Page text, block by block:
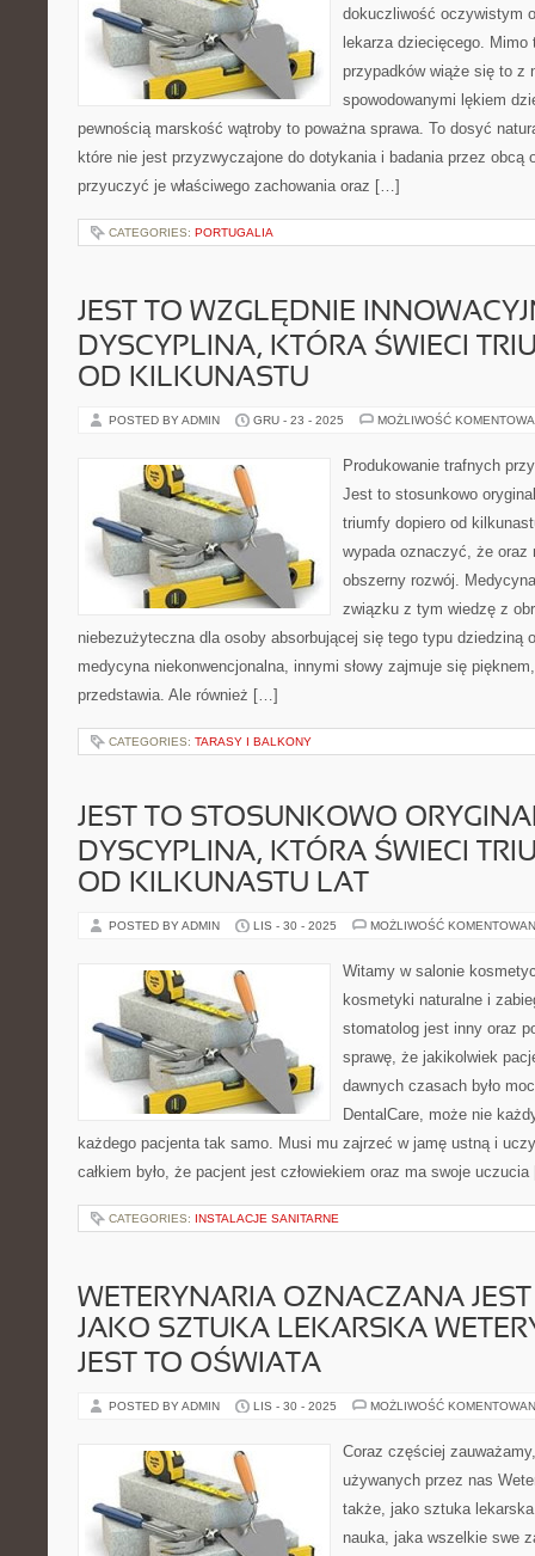
dokuczliwość oczywistym
lekarza dziecięcego. Mimo
przypadków wiąże się to z
spowodowanymi lękiem
pewnością marskość wątroby to poważna sprawa. To dosyć
które nie jest przyzwyczajone do dotykania i badania przez obcą
przyuczyć je właściwego zachowania oraz […]
CATEGORIES: PORTUGALIA
JEST TO WZGLĘDNIE
DYSCYPLINA, KTÓRA ŚWIECI
OD KILKUNASTU
POSTED BY ADMIN GRU - 23 - 2025 MOŻLIWOŚĆ
Produkowanie trafnych
Jest to stosunkowo
triumfy dopiero od
wypada oznaczyć, że oraz
obszerny rozwój.
związku z tym wiedzę z
niebezużyteczna dla osoby absorbującej się tego typu dziedziną
medycyna niekonwencjonalna, innymi słowy zajmuje się
przedstawia. Ale również […]
CATEGORIES: TARASY I BALKONY
JEST TO STOSUNKOWO
DYSCYPLINA, KTÓRA ŚWIECI
OD KILKUNASTU LAT
POSTED BY ADMIN LIS - 30 - 2025 MOŻLIWOŚĆ
Witamy w salonie
kosmetyki naturalne i
stomatolog jest inny oraz
sprawę, że jakikolwiek
dawnych czasach było
DentalCare, może nie
każdego pacjenta tak samo. Musi mu zajrzeć w jamę ustną i
całkiem było, że pacjent jest człowiekiem oraz ma swoje
CATEGORIES: INSTALACJE SANITARNE
WETERYNARIA OZNACZANA
JAKO SZTUKA LEKARSKA
JEST TO OŚWIATA
POSTED BY ADMIN LIS - 30 - 2025 MOŻLIWOŚĆ
Coraz częściej
używanych przez nas
także, jako sztuka
nauka, jaka wszelkie swe